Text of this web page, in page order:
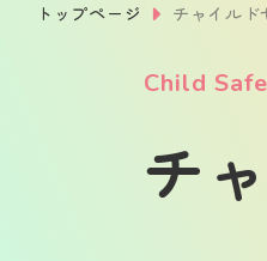
トップページ チャイルド
Child
チ